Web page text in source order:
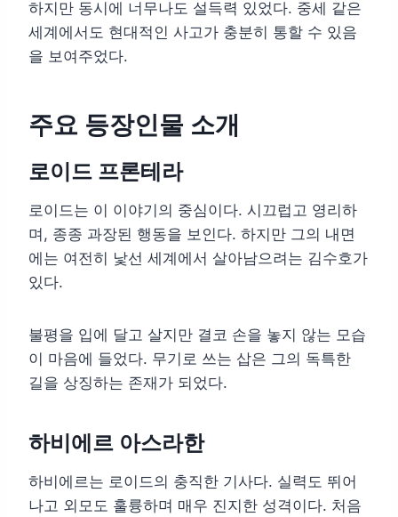
하지만 동시에 너무나도 설득력 있었다. 중세 같은
세계에서도 현대적인 사고가 충분히 통할 수 있음
을 보여주었다.
주요 등장인물 소개
로이드 프론테라
로이드는 이 이야기의 중심이다. 시끄럽고 영리하
며, 종종 과장된 행동을 보인다. 하지만 그의 내면
에는 여전히 낯선 세계에서 살아남으려는 김수호가
있다.
불평을 입에 달고 살지만 결코 손을 놓지 않는 모습
이 마음에 들었다. 무기로 쓰는 삽은 그의 독특한
길을 상징하는 존재가 되었다.
하비에르 아스라한
하비에르는 로이드의 충직한 기사다. 실력도 뛰어
나고 외모도 훌륭하며 매우 진지한 성격이다. 처음